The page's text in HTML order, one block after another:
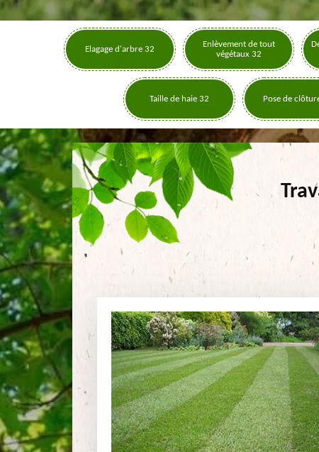
Elagage d'arbre 32
Enlèvement de tout
végétaux 32
Taille de haie 32 Pose de